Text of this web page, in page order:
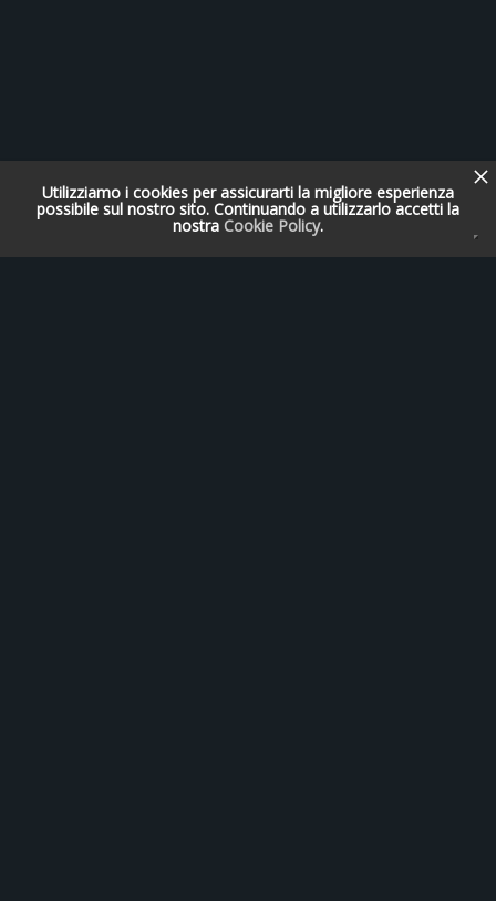
Utilizziamo i cookies per assicurarti la migliore esperienza
possibile sul nostro sito. Continuando a utilizzarlo accetti la
nostra Cookie Policy.